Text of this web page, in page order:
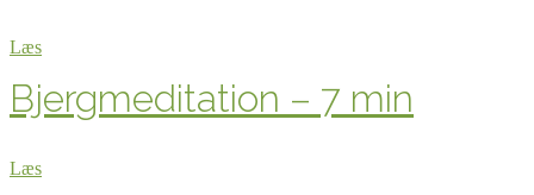
Læs
Bjergmeditation – 7 min
Læs